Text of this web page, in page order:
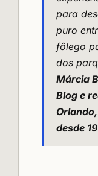
para
puro
fôlego
dos
Márcia
Blog e
Orlando
desde